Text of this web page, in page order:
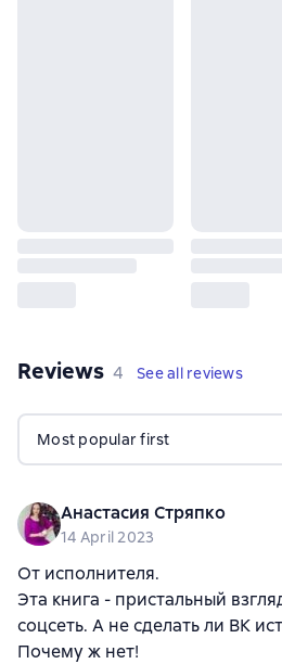
Reviews 4 reviews
4 See all reviews
Most popular first
Анастасия Стряпко
14 April 2023
От исполнителя.
Эта книга - пристальный
соцсеть. А не сделать ли ВК
Почему ж нет!